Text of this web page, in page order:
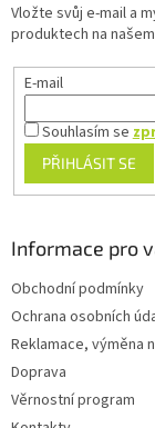
Vložte svůj e-mail a
produktech na
E-mail
Souhlasím se
PŘIHLÁSIT SE
Informace pro
Obchodní podmínky
Ochrana osobních
Reklamace, výměna
Doprava
Věrnostní program